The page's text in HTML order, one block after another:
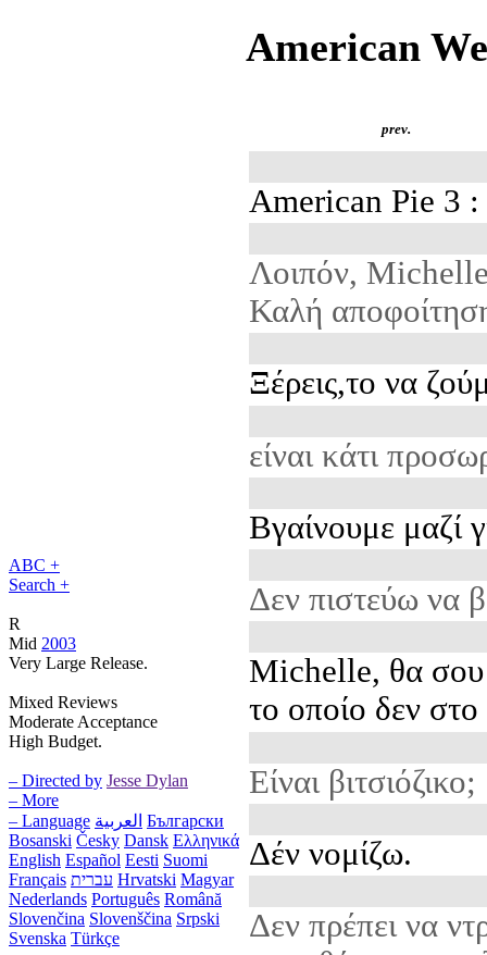
ABC +
Search +
R
Mid 2003
Very Large Release.
Mixed Reviews
Moderate Acceptance
High Budget.
– Directed by Jesse Dylan
– More
– Language العربية Български
Bosanski Česky Dansk Ελληνικά
English Español Eesti Suomi
Français עברית Hrvatski Magyar
Nederlands Português Română
Slovenčina Slovenščina Srpski
Svenska Türkçe
American
prev.
American Pie 3
Λοιπόν,
Καλή
Ξέρεις,το να
είναι κάτι
Bγαίνουμε μαζί
Δεν πιστεύω να
Michelle, θα σου
το οποίο δεν
Είναι βιτσιόζικο;
Δέν νομίζω.
Δεν πρέπει να